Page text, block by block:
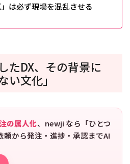
は必ず現場を混乱させる
たDX、その背景に
い文化」
の属人化、newji なら「ひとつ
頼から発注・進捗・承認までAI